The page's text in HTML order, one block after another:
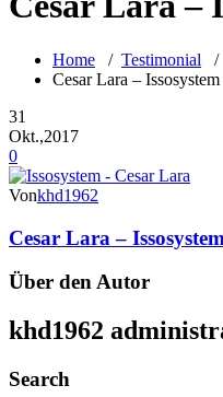
Home / Testimonial /
Cesar Lara – Issosystem
31
Okt.,2017
0
Vonkhd1962
Cesar Lara – Issosystem
Über den Autor
khd1962
Search